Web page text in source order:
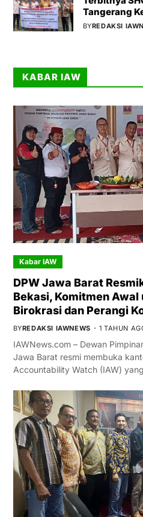
Tangerang
BYREDAKSI
KABAR IAW
Kabar IAW
DPW Jawa Barat
Bekasi, Komitmen Awal
Birokrasi dan Perangi
BYREDAKSI IAWNEWS 1 TAHUN
IAWNews.com – Dewan
Jawa Barat resmi membuka
Accountability Watch (IAW)